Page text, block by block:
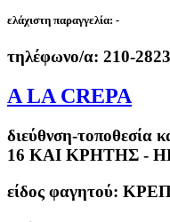
ελάχιστη παραγγελία: -
τηλέφωνο/α: 210-
A LA CREPA
διεύθνση-τοποθεσία
16 ΚΑΙ ΚΡΗΤΗΣ -
είδος φαγητού: